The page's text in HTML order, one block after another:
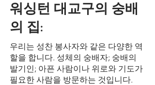
워싱턴 대교구의 숭배
의 집:
우리는 성찬 봉사자와 같은 다양한 역
할을 합니다. 성체의 숭배자; 숭배의
발기인; 아픈 사람이나 위로와 기도가
필요한 사람을 방문하는 것입니다.